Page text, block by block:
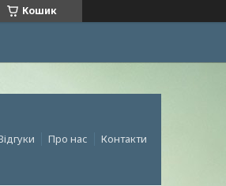
Кошик
Про нас Контакти